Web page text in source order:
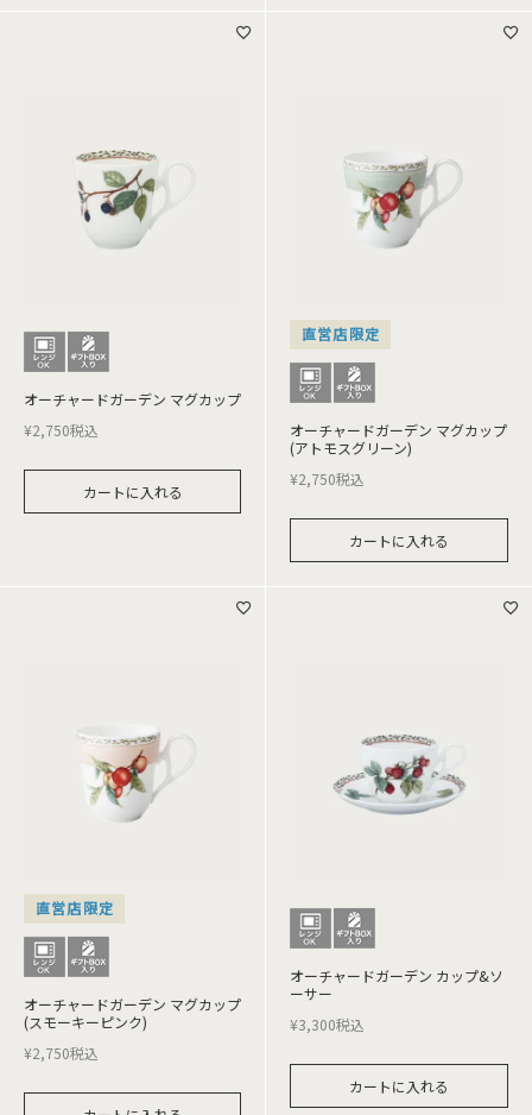
オーチャードガーデン マグカップ
¥2,750税込
カートに入れる
直営店限定
オーチャードガーデン マグカップ
(アトモスグリーン)
¥2,750税込
カートに入れる
直営店限定
オーチャードガーデン マグカップ
(スモーキーピンク)
¥2,750税込
オーチャードガーデン カップ&ソ
ーサー
¥3,300税込
カートに入れる